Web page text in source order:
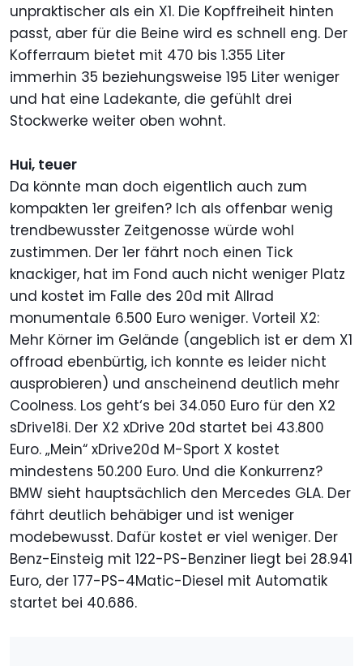
unpraktischer als ein X1. Die Kopffreiheit hinten
passt, aber für die Beine wird es schnell eng. Der
Kofferraum bietet mit 470 bis 1.355 Liter
immerhin 35 beziehungsweise 195 Liter weniger
und hat eine Ladekante, die gefühlt drei
Stockwerke weiter oben wohnt.
Hui, teuer
Da könnte man doch eigentlich auch zum
kompakten 1er greifen? Ich als offenbar wenig
trendbewusster Zeitgenosse würde wohl
zustimmen. Der 1er fährt noch einen Tick
knackiger, hat im Fond auch nicht weniger Platz
und kostet im Falle des 20d mit Allrad
monumentale 6.500 Euro weniger. Vorteil X2:
Mehr Körner im Gelände (angeblich ist er dem X1
offroad ebenbürtig, ich konnte es leider nicht
ausprobieren) und anscheinend deutlich mehr
Coolness. Los geht‘s bei 34.050 Euro für den X2
sDrive18i. Der X2 xDrive 20d startet bei 43.800
Euro. „Mein“ xDrive20d M-Sport X kostet
mindestens 50.200 Euro. Und die Konkurrenz?
BMW sieht hauptsächlich den Mercedes GLA. Der
fährt deutlich behäbiger und ist weniger
modebewusst. Dafür kostet er viel weniger. Der
Benz-Einsteig mit 122-PS-Benziner liegt bei 28.941
Euro, der 177-PS-4Matic-Diesel mit Automatik
startet bei 40.686.